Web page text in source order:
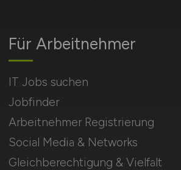
Für Arbeitnehmer
IT Jobs suchen
Jobfinder
Arbeitnehmer Registrierung
Social Media & Networks
Gleichberechtigung & Vielfalt